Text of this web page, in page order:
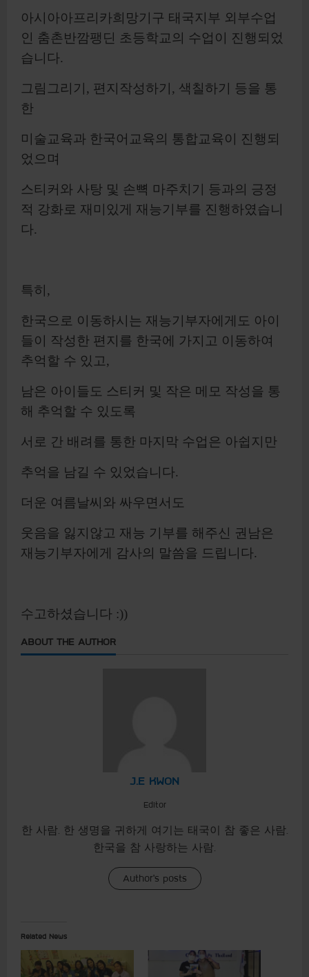
아시아아프리카희망기구 태국지부 외부수업
인 춤촌반깜팽딘 초등학교의 수업이 진행되었
습니다.
그림그리기, 편지작성하기, 색칠하기 등을 통
한
미술교육과 한국어교육의 통합교육이 진행되
었으며
스티커와 사탕 및 손뼉 마주치기 등과의 긍정
적 강화로 재미있게 재능기부를 진행하였습니
다.
특히,
한국으로 이동하시는 재능기부자에게도 아이
들이 작성한 편지를 한국에 가지고 이동하여
추억할 수 있고,
남은 아이들도 스티커 및 작은 메모 작성을 통
해 추억할 수 있도록
서로 간 배려를 통한 마지막 수업은 아쉽지만
추억을 남길 수 있었습니다.
더운 여름날씨와 싸우면서도
웃음을 잃지않고 재능 기부를 해주신 권남은
재능기부자에게 감사의 말씀을 드립니다.
수고하셨습니다 :))
ABOUT THE AUTHOR
J.E KWON
Editor
한 사람. 한 생명을 귀하게 여기는 태국이 참 좋은 사람.
한국을 참 사랑하는 사람.
Author's posts
Related News